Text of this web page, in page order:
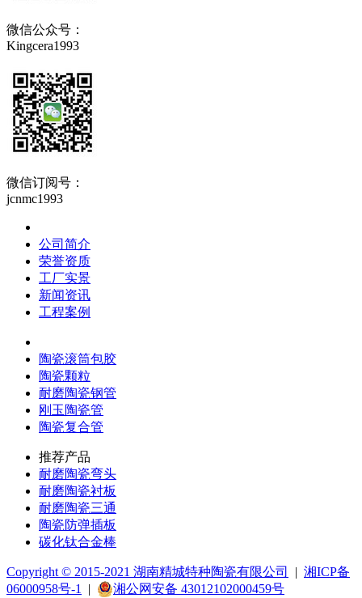
微信公众号：
Kingcera1993
微信订阅号：
jcnmc1993
公司简介
荣誉资质
工厂实景
新闻资讯
工程案例
陶瓷滚筒包胶
陶瓷颗粒
耐磨陶瓷钢管
刚玉陶瓷管
陶瓷复合管
推荐产品
耐磨陶瓷弯头
耐磨陶瓷衬板
耐磨陶瓷三通
陶瓷防弹插板
碳化钛合金棒
Copyright © 2015-2021 湖南精城特种陶瓷有限公司 | 湘ICP备
06000958号-1
| 湘公网安备 43012102000459号